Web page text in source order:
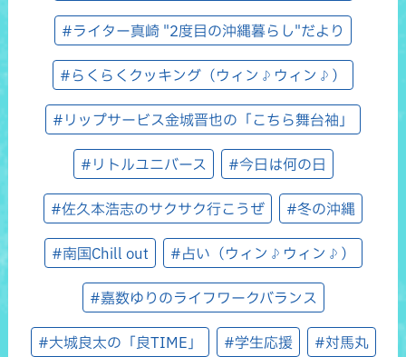
#ライター真崎 "2度目の沖縄暮らし"だより
#らくらくクッキング（ウィン♪ウィン♪）
#リップサービス金城晋也の「こちら舞台袖」
#リトルユニバース #今日は何の日
#佐久本浩志のサクサク行こうぜ #冬の沖縄
#南国Chill out #占い（ウィン♪ウィン♪）
#嘉数ゆりのライフワークバランス
#大城良太の「良TIME」 #学生応援 #対馬丸